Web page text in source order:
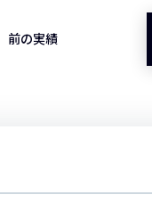
前の実績